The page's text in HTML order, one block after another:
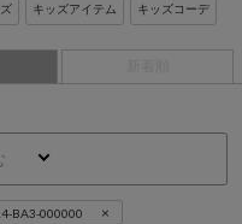
キッズアイテム キッズコーデ
BA3-000000 ×